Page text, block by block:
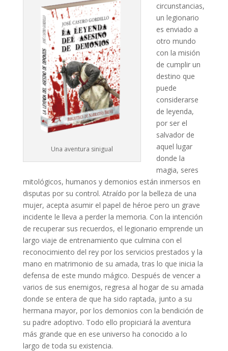
Una aventura sinigual
circunstancias,
un legionario
es enviado a
otro mundo
con la misión
de cumplir un
destino que
puede
considerarse
de leyenda,
por ser el
salvador de
aquel lugar
donde la
magia, seres
mitológicos, humanos y demonios están inmersos en
disputas por su control. Atraído por la belleza de una
mujer, acepta asumir el papel de héroe pero un grave
incidente le lleva a perder la memoria. Con la intención
de recuperar sus recuerdos, el legionario emprende un
largo viaje de entrenamiento que culmina con el
reconocimiento del rey por los servicios prestados y la
mano en matrimonio de su amada, tras lo que inicia la
defensa de este mundo mágico. Después de vencer a
varios de sus enemigos, regresa al hogar de su amada
donde se entera de que ha sido raptada, junto a su
hermana mayor, por los demonios con la bendición de
su padre adoptivo. Todo ello propiciará la aventura
más grande que en ese universo ha conocido a lo
largo de toda su existencia.